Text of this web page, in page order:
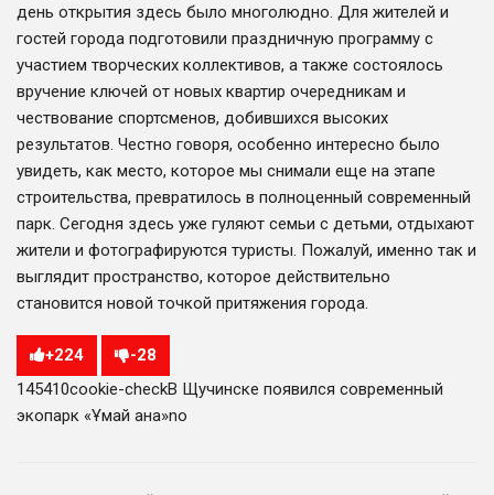
день открытия здесь было многолюдно. Для жителей и
гостей города подготовили праздничную программу с
участием творческих коллективов, а также состоялось
вручение ключей от новых квартир очередникам и
чествование спортсменов, добившихся высоких
результатов. Честно говоря, особенно интересно было
увидеть, как место, которое мы снимали еще на этапе
строительства, превратилось в полноценный современный
парк. Сегодня здесь уже гуляют семьи с детьми, отдыхают
жители и фотографируются туристы. Пожалуй, именно так и
выглядит пространство, которое действительно
становится новой точкой притяжения города.
+224 -28
145410cookie-checkВ Щучинске появился современный
экопарк «Ұмай ана»no